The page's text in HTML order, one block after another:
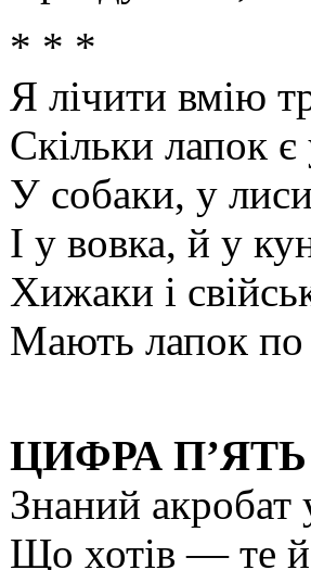
* * *
Я лічити вмію
Скільки лапок
У собаки, у
І у вовка, й у
Хижаки і
Мають лапок по
ЦИФРА П’ЯТЬ
Знаний акробат
Що хотів — те й